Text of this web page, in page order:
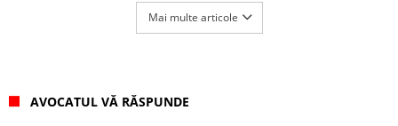
Mai multe articole
AVOCATUL VĂ RĂSPUNDE